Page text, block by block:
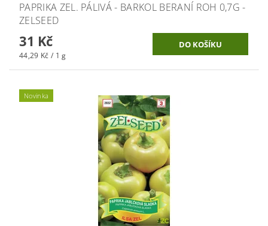
PAPRIKA ZEL. PÁLIVÁ - BARKOL BERANÍ ROH 0,7G -
ZELSEED
31 Kč
44,29 Kč / 1 g
Novinka